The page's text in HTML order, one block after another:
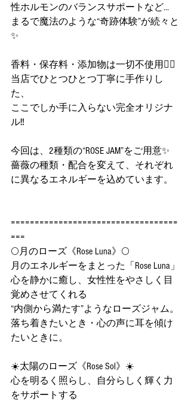
性ホルモンのバランスサポートなど…
まるで魔法のような“奇跡体験”が続々と
✨
香料・保存料・添加物は一切不使用🙅‍♀️
当店でひとつひとつ丁寧に手作りし
た、
ここでしか手に入らない完全オリジナ
ル‼️
今回は、2種類の“ROSE JAM”をご用意✨
薔薇の種類・配合を変えて、それぞれ
に異なるエネルギーを込めています。
===================================
===
🌕月のローズ《Rose Luna》🌕
月のエネルギーをまとった「Rose Luna」
心を静かに癒し、女性性をやさしく目
覚めさせてくれる
“内側から満たす”ようなローズジャム。
落ち着きたいとき・心の声に耳を傾け
たいときに。
☀️太陽のローズ《Rose Sol》☀️
心を明るく照らし、自分らしく輝く力
をサポートする